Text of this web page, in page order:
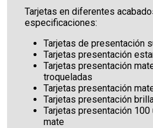
Tarjetas en diferentes
especificaciones:
Tarjetas de presentación
Tarjetas presentación
Tarjetas presentación
troqueladas
Tarjetas presentación
Tarjetas presentación
Tarjetas presentación
mate